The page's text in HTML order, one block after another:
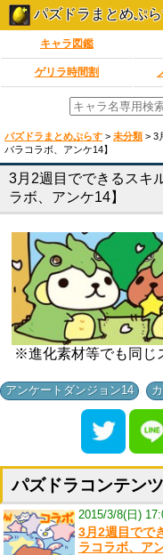
パズドラまとめぷ
キャラ図鑑
ゲリラ時間割
パズドラまとめぷらす > 未分類 > 3
バラコラボ、アンケ14】
3月2週目でできるスキ
ラボ、アンケ14】
※進化素材等でも同じ
アンケートダンジョン14
パズドラコンテンツ
2015/3/8(日)
3月2週目でで
ラコラボ、ア